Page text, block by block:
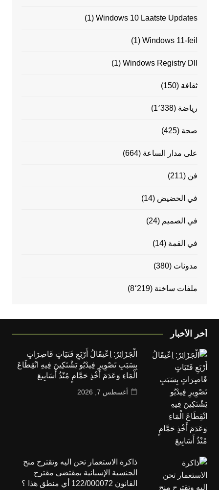
Windows 10 Laatste Updates
(1)
Windows 11-feil
(1)
Windows Registry Dll
(1)
ثقافة (150)
رياضة (1٬338)
صحة (425)
على مدار الساعة (664)
فن (211)
في الحضيض (14)
في الصميم (24)
في القمة (14)
مدونات (380)
ملفات ساخنة (8٬219)
أخر الأخبار
الْجَزَائِرُ: اِعْتِقَالُ أَرْبَعِ فَتَيَاتٍ قَاصِرَاتٍ
بِسَبَبِ تَصْوِيرِ فِيدْيُو يَشْتَكِينَ فِيهِ انْقِطَاعَ
الْمَاءِ وَعَدَمَ أَخْذِ حَمَّامٍ مُنْذُ أَسَابِيعَ
أغسطس 7, 2026
ذاكرة الاستعمار تحن اليه وتقترح منح
الجنسية الإسبانية بمقتضى مقترح
القانون 122/000072 أي منطق هذا ؟